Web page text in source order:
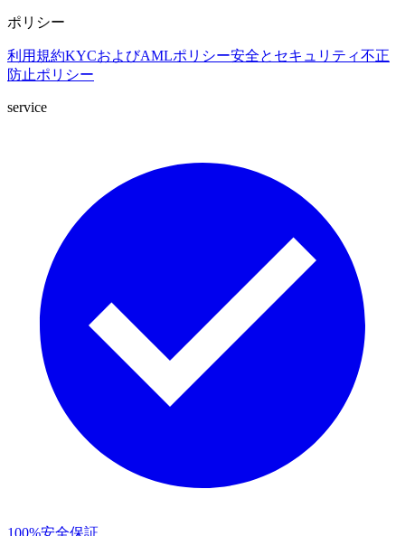
ポリシー
利用規約KYCおよびAMLポリシー安全とセキュリティ不正
防止ポリシー
service
100%安全保証